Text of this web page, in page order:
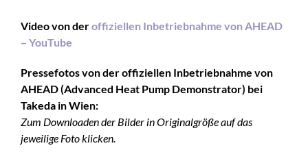
Video von deroffiziellen Inbetriebnahme von AHEAD
– YouTube
Pressefotos von der offiziellen Inbetriebnahme von
AHEAD (Advanced Heat Pump Demonstrator) bei
Takeda in Wien:
Zum Downloaden der Bilder in Originalgröße auf das
jeweilige Foto klicken.